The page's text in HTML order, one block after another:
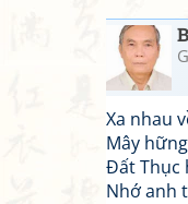
Xa nhau
Mây
Đất Thục
Nhớ anh